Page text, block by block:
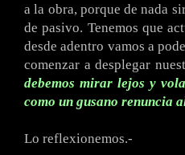
a la obra, porque de nada
de pasivo. Tenemos que
desde adentro vamos a
comenzar a desplegar
debemos mirar lejos y
como un gusano renuncia
Lo reflexionemos.-